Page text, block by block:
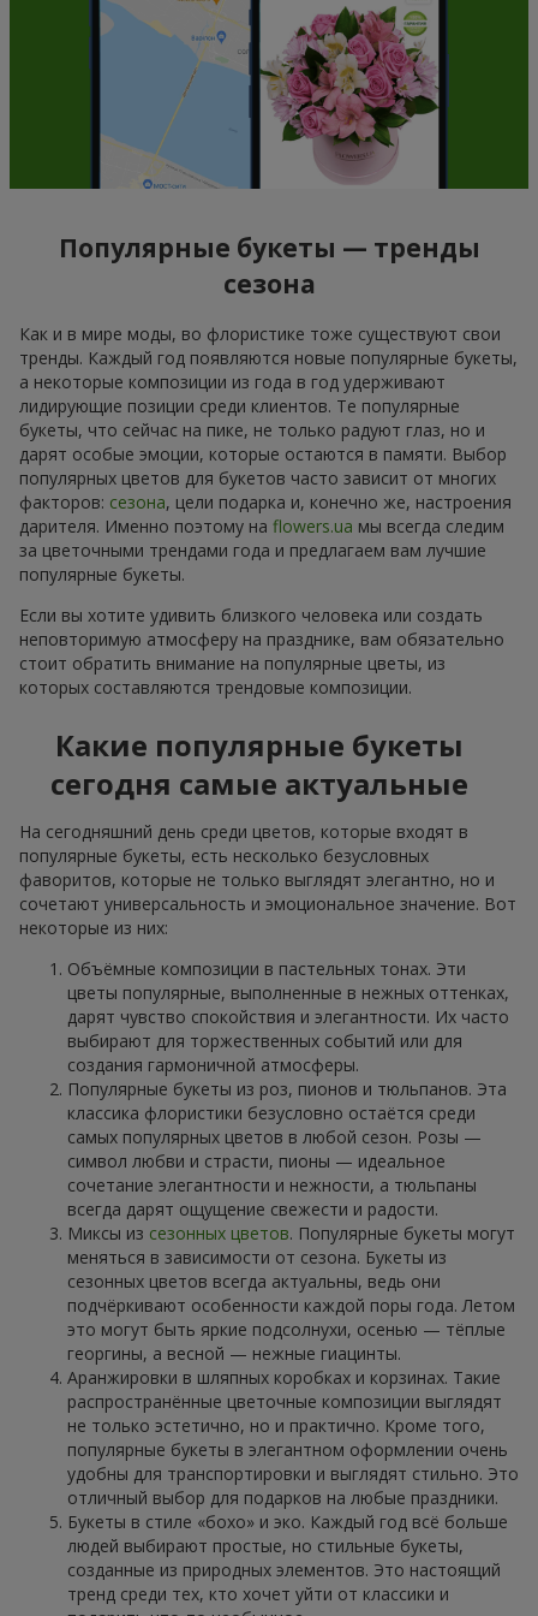
Популярные букеты — тренды
сезона
Как и в мире моды, во флористике тоже существуют свои
тренды. Каждый год появляются новые популярные букеты,
а некоторые композиции из года в год удерживают
лидирующие позиции среди клиентов. Те популярные
букеты, что сейчас на пике, не только радуют глаз, но и
дарят особые эмоции, которые остаются в памяти. Выбор
популярных цветов для букетов часто зависит от многих
факторов: сезона, цели подарка и, конечно же, настроения
дарителя. Именно поэтому на flowers.ua мы всегда следим
за цветочными трендами года и предлагаем вам лучшие
популярные букеты.
Если вы хотите удивить близкого человека или создать
неповторимую атмосферу на празднике, вам обязательно
стоит обратить внимание на популярные цветы, из
которых составляются трендовые композиции.
Какие популярные букеты
сегодня самые актуальные
На сегодняшний день среди цветов, которые входят в
популярные букеты, есть несколько безусловных
фаворитов, которые не только выглядят элегантно, но и
сочетают универсальность и эмоциональное значение. Вот
некоторые из них:
Объёмные композиции в пастельных тонах. Эти
цветы популярные, выполненные в нежных оттенках,
дарят чувство спокойствия и элегантности. Их часто
выбирают для торжественных событий или для
создания гармоничной атмосферы.
Популярные букеты из роз, пионов и тюльпанов. Эта
классика флористики безусловно остаётся среди
самых популярных цветов в любой сезон. Розы —
символ любви и страсти, пионы — идеальное
сочетание элегантности и нежности, а тюльпаны
всегда дарят ощущение свежести и радости.
Миксы из сезонных цветов. Популярные букеты могут
меняться в зависимости от сезона. Букеты из
сезонных цветов всегда актуальны, ведь они
подчёркивают особенности каждой поры года. Летом
это могут быть яркие подсолнухи, осенью — тёплые
георгины, а весной — нежные гиацинты.
Аранжировки в шляпных коробках и корзинах. Такие
распространённые цветочные композиции выглядят
не только эстетично, но и практично. Кроме того,
популярные букеты в элегантном оформлении очень
удобны для транспортировки и выглядят стильно. Это
отличный выбор для подарков на любые праздники.
Букеты в стиле «бохо» и эко. Каждый год всё больше
людей выбирают простые, но стильные букеты,
созданные из природных элементов. Это настоящий
тренд среди тех, кто хочет уйти от классики и